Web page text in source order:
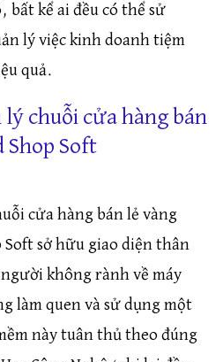
bất kể ai đều có thể sử
lý việc kinh doanh tiệm
quả.
lý chuỗi cửa hàng bán
Shop Soft
cửa hàng bán lẻ vàng
Soft sở hữu giao diện thân
không rành về máy
làm quen và sử dụng một
này tuân thủ theo đúng